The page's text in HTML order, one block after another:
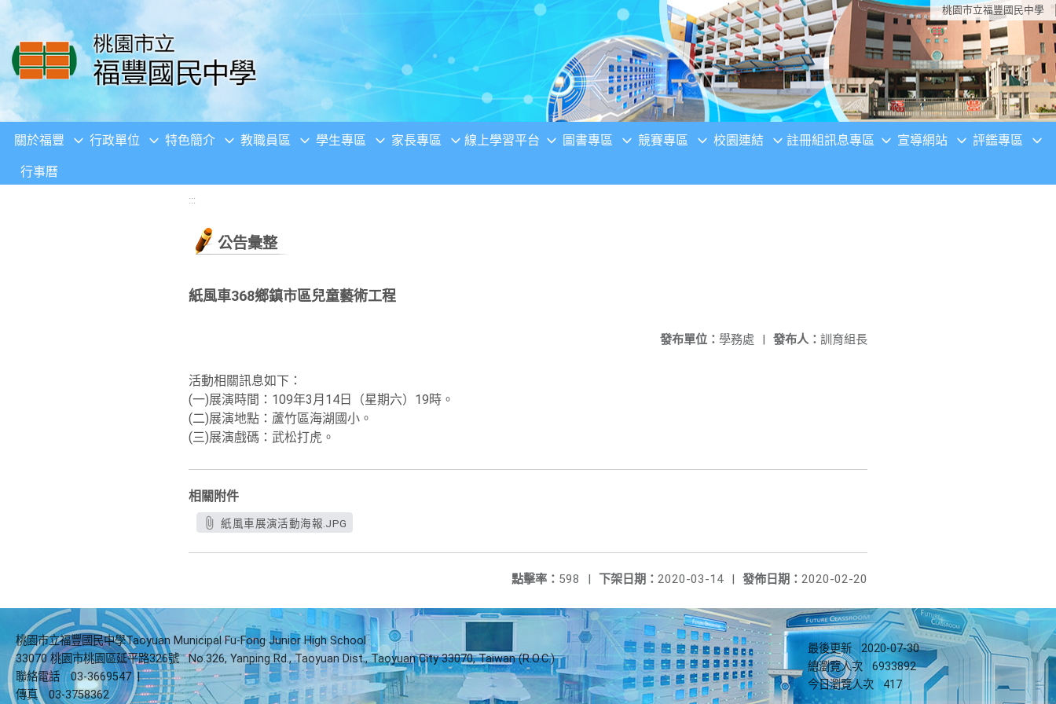
移至網頁之主要內容區位置 桃園市立福豐國民中學
關於福豐 行政單位 特色簡介 教職員區 學生專區 家長專區 線上學習平台 圖書專區 競賽專區 校園連結 註冊組訊息專區 宣導網站 評鑑專區
行事曆
:::
公告彙整
紙風車368鄉鎮市區兒童藝術工程
發布人： 訓育組長
發布單位： 學務處 |
活動相關訊息如下：
(一)展演時間：109年3月14日（星期六）19時。
(二)展演地點：蘆竹區海湖國小。
(三)展演戲碼：武松打虎。
相關附件
紙風車展演活動海報.JPG
發佈日期： 2020-02-20
下架日期： 2020-03-14 |
點擊率： 598 |
桃園市立福豐國民中學Taoyuan Municipal Fu-Fong Junior High School
33070 桃園市桃園區延平路326號
No.326, Yanping Rd., Taoyuan Dist., Taoyuan City 33070, Taiwan (R.O.C.)
聯絡電話
03-3669547 |
傳真
03-3758362
最後更新
2020-07-30
總瀏覽人次
6933892
今日瀏覽人次
417